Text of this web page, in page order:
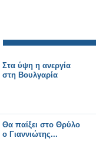
Στα ύψη η ανεργία
στη Βουλγαρία
Θα παίξει στο Θρύλο
ο Γιαννιώτης...